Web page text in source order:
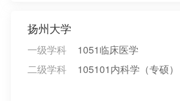
扬州大学
一级学科
1051临床医学
二级学科
105101内科学（专硕）